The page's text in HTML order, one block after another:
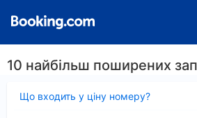
10 найбільш поширених
Що входить у ціну номеру?